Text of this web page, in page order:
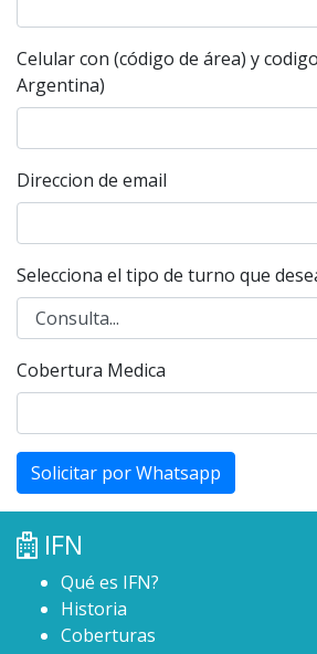
Celular con (código de área) y
Argentina)
Direccion de email
Selecciona el tipo de turno que
Cobertura Medica
Solicitar por Whatsapp
IFN
Qué es IFN?
Historia
Coberturas